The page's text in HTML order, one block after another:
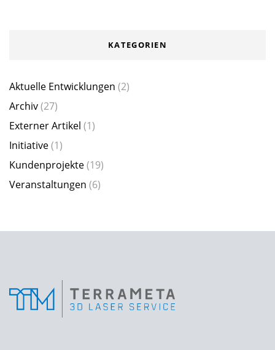
KATEGORIEN
Aktuelle Entwicklungen (2)
Archiv(27)
Externer Artikel (1)
Initiative(1)
Kundenprojekte(19)
Veranstaltungen (6)